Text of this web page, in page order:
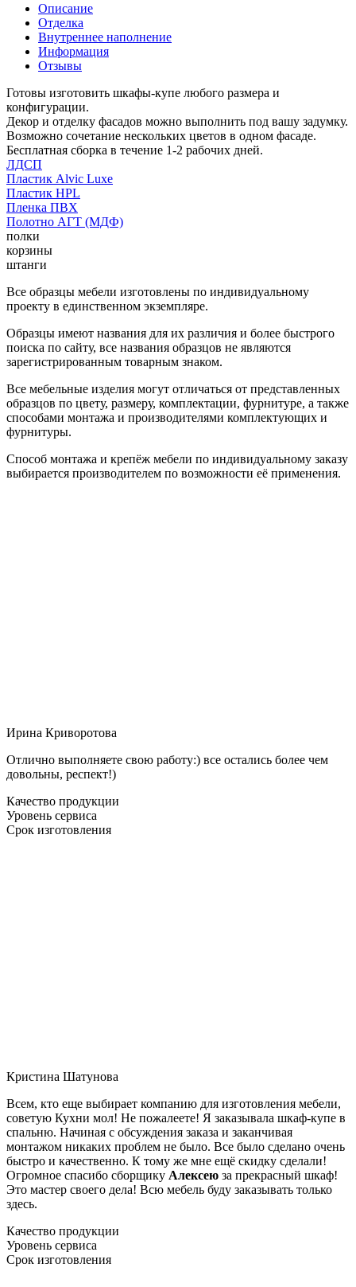
Описание
Отделка
Внутреннее наполнение
Информация
Отзывы
Готовы изготовить шкафы-купе любого размера и
конфигурации.
Декор и отделку фасадов можно выполнить под вашу задумку.
Возможно сочетание нескольких цветов в одном фасаде.
Бесплатная сборка в течение 1-2 рабочих дней.
ЛДСП
Пластик Alvic Luxe
Пластик HPL
Пленка ПВХ
Полотно АГТ (МДФ)
полки
корзины
штанги
Все образцы мебели изготовлены по индивидуальному
проекту в единственном экземпляре.
Образцы имеют названия для их различия и более быстрого
поиска по сайту, все названия образцов не являются
зарегистрированным товарным знаком.
Все мебельные изделия могут отличаться от представленных
образцов по цвету, размеру, комплектации, фурнитуре, а также
способами монтажа и производителями комплектующих и
фурнитуры.
Способ монтажа и крепёж мебели по индивидуальному заказу
выбирается производителем по возможности её применения.
Ирина Криворотова
Отлично выполняете свою работу:) все остались более чем
довольны, респект!)
Качество продукции
Уровень сервиса
Срок изготовления
Кристина Шатунова
Всем, кто еще выбирает компанию для изготовления мебели,
советую Кухни мол! Не пожалеете! Я заказывала шкаф-купе в
спальню. Начиная с обсуждения заказа и заканчивая
монтажом никаких проблем не было. Все было сделано очень
быстро и качественно. К тому же мне ещё скидку сделали!
Огромное спасибо сборщику Алексею за прекрасный шкаф!
Это мастер своего дела! Всю мебель буду заказывать только
здесь.
Качество продукции
Уровень сервиса
Срок изготовления